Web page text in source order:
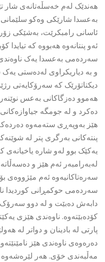
هەندێک لەم خەسڵەتانەی شار
بەعسدا شارێکی وەکو سلێمانی
ئاسانی رامبکرێت، بەشێکی
ئەو پنتانەوە هەبووە کە تیایدا
سەردەمی بەعسدا یەک
و بە دیاریکراوی لەدەستی یەک
دیکتاتۆرێک کە سەرۆکایەتی
هەموو دەزگاکانی بەعس
دەکرد و لە جومگە
هێز بەوپەڕی ستەمەوە
پنتەکانی بەرگری پتر لە
یەکێک بوو لەو شارە
لەبەرامبەر ئەم هێز و دەسەڵاتە
سەرەتاکانیەوە ئەم مێژووەی
سەردەمی حوکمڕانی کوردیدا
دابەش دەبێت و لە دوو سەرۆک
کۆدەبێتەوە. ناوەندی هێزی
پارتی لە بادینان و دواتر لە
دەرەوەی ناوەندی هێز
مەڵبەندی خۆی. هەر